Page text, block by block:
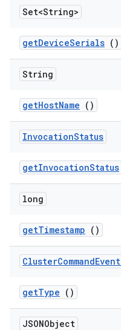
Set<String>
getDeviceSerials ()
String
getHostName ()
InvocationStatus
getInvocationStatus
long
getTimestamp ()
ClusterCommandEvent
getType ()
JSONObject